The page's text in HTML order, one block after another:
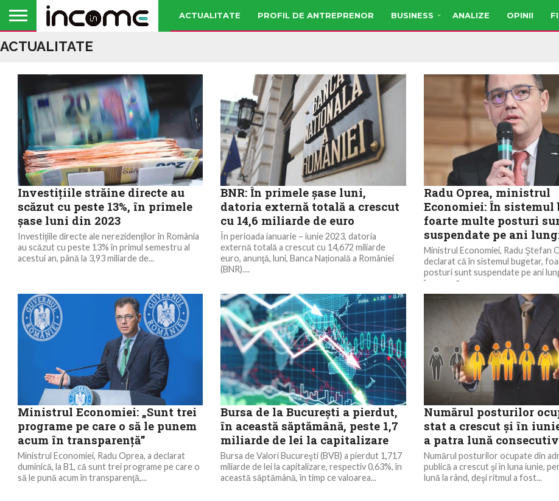
ACTUALITATE PROFIL DE ANTREPRENOR BUSINESS ANALIZE OPINII
ACTUALITATE
Investiţiile străine directe au
scăzut cu peste 13%, în primele
şase luni din 2023
Investiţiile directe ale nerezidenţilor în România
au scăzut cu peste 13% în primul semestru al
acestui an, până la 3,93 miliarde de...
BNR: În primele șase luni,
datoria externă totală a crescut
cu 14,6 miliarde de euro
În perioada ianuarie – iunie 2023, datoria
externă totală a crescut cu 14,672 miliarde
euro, anunţă, luni, Banca Națională a României
(BNR)....
Radu Oprea, ministrul
Economiei: În sistemul
foarte multe posturi
suspendate pe ani
Ministrul Economiei, Radu Ştefan
declarat că în sistemul bugetar,
posturi sunt suspendate pe ani
înseamnă...
Ministrul Economiei: „Sunt trei
programe pe care o să le punem
acum în transparenţă”
Ministrul Economiei, Radu Oprea, a declarat
duminică, la B1, că sunt trei programe pe care o
să le pună acum în transparenţă,...
Bursa de la Bucureşti a pierdut,
în această săptămână, peste 1,7
miliarde de lei la capitalizare
Bursa de Valori Bucureşti (BVB) a pierdut 1,717
miliarde de lei la capitalizare, respectiv 0,63%, în
această săptămână, în timp ce valoarea...
Numărul posturilor
stat a crescut şi în
a patra lună consecutiv
Numărul posturilor ocupate din
publică a crescut şi în luna iunie,
lună la rând, deşi ritmul a fost...